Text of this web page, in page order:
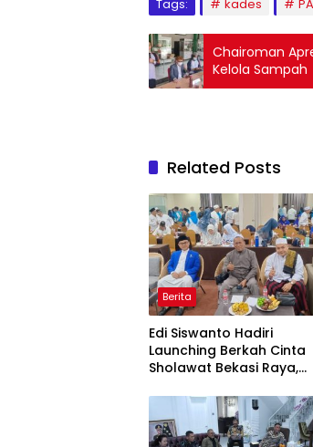
Tags: kades
Chairoman
Kelola Sampah
Related Posts
Berita
Edi Siswanto Hadiri
Launching Berkah Cinta
Sholawat Bekasi Raya,
yang Amanah